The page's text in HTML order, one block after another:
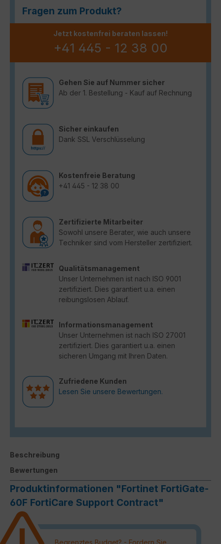
Fragen zum Produkt?
Jetzt kostenfrei beraten lassen!
+41 445 - 12 38 00
Gehen Sie auf Nummer sicher
Ab der 1. Bestellung - Kauf auf Rechnung
Sicher einkaufen
Dank SSL Verschlüsselung
Kostenfreie Beratung
+41 445 - 12 38 00
Zertifizierte Mitarbeiter
Sowohl unsere Berater, wie auch unsere
Techniker sind vom Hersteller zertifiziert.
Qualitätsmanagement
Unser Unternehmen ist nach ISO 9001
zertifiziert. Dies garantiert u.a. einen
reibungslosen Ablauf.
Informationsmanagement
Unser Unternehmen ist nach ISO 27001
zertifiziert. Dies garantiert u.a. einen
sicheren Umgang mit Ihren Daten.
Zufriedene Kunden
Lesen Sie unsere Bewertungen.
Beschreibung
Bewertungen
Produktinformationen "Fortinet FortiGate-
60F FortiCare Support Contract"
Begrenztes Budget? - Fordern Sie